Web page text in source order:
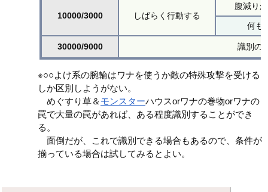
10000/3000 しばらく行動する
腹減り
何も
30000/9000 識別の
※○○よけ系の腕輪はワナを使うか敵の特殊攻撃を受ける
しか区別しようがない。
めぐすり草＆ モンスターハウスorワナの巻物orワナの
罠で大量の罠があれば、ある程度識別することができ
る。
面倒だが、これで識別できる場合もあるので、条件が
揃っている場合は試してみるとよい。